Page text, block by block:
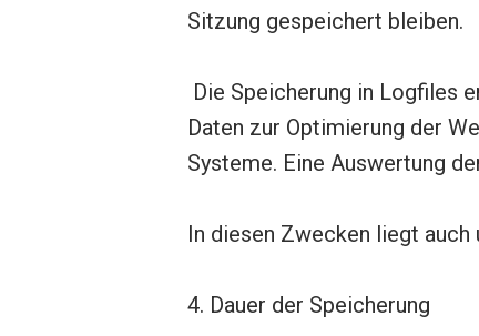
Sitzung gespeichert bleiben.
Die Speicherung in Logfiles
Daten zur Optimierung der
Systeme. Eine Auswertung
In diesen Zwecken liegt auch
4. Dauer der Speicherung